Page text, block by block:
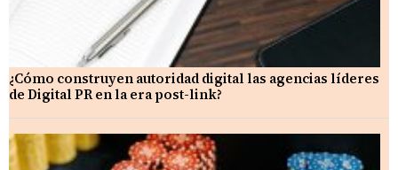
¿Cómo construyen autoridad digital las agencias líderes
de Digital PR en la era post-link?